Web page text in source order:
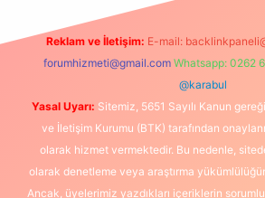
Reklam ve İletişim: E-mail:
forumhizmeti@gmail.com Whatsapp: 0262
@karabul
Yasal Uyarı: Sitemiz, 5651 Sayılı Kanun
ve İletişim Kurumu (BTK) tarafından
olarak hizmet vermektedir. Bu nedenle,
olarak denetleme veya araştırma
Ancak, üyelerimiz yazdıkları içeriklerin